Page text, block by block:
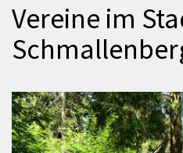
Tourismus
Wirtschaft
Vereine im